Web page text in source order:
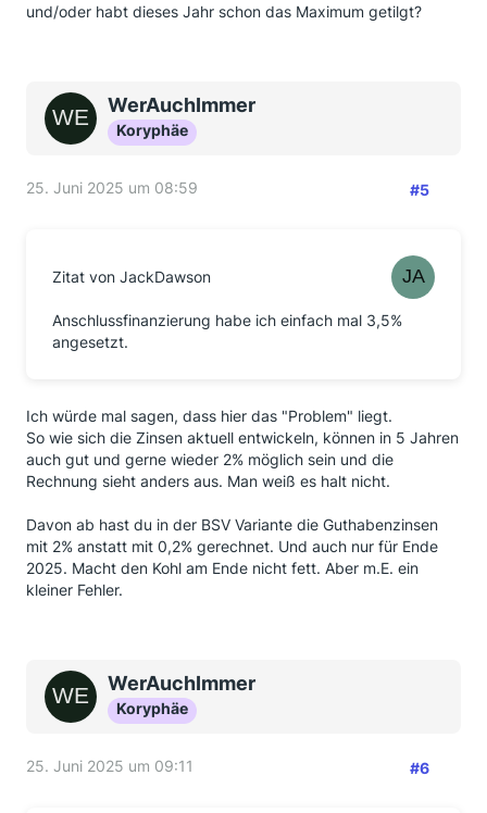
und/oder habt dieses Jahr schon das Maximum getilgt?
WerAuchImmer
Koryphäe
25. Juni 2025 um 08:59 #5
Zitat von JackDawson
Anschlussfinanzierung habe ich einfach mal 3,5%
angesetzt.
Ich würde mal sagen, dass hier das "Problem" liegt.
So wie sich die Zinsen aktuell entwickeln, können in 5 Jahren
auch gut und gerne wieder 2% möglich sein und die
Rechnung sieht anders aus. Man weiß es halt nicht.
Davon ab hast du in der BSV Variante die Guthabenzinsen
mit 2% anstatt mit 0,2% gerechnet. Und auch nur für Ende
2025. Macht den Kohl am Ende nicht fett. Aber m.E. ein
kleiner Fehler.
WerAuchImmer
Koryphäe
25. Juni 2025 um 09:11 #6